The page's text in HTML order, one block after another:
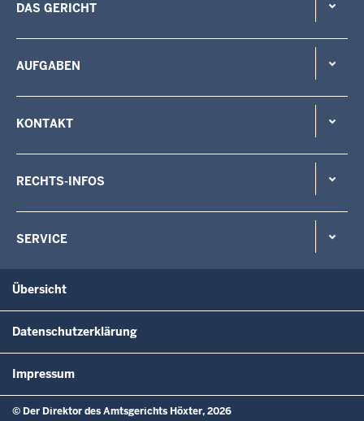
DAS GERICHT
AUFGABEN
KONTAKT
RECHTS-INFOS
SERVICE
Übersicht
Datenschutzerklärung
Impressum
© Der Direktor des Amtsgerichts Höxter, 2026